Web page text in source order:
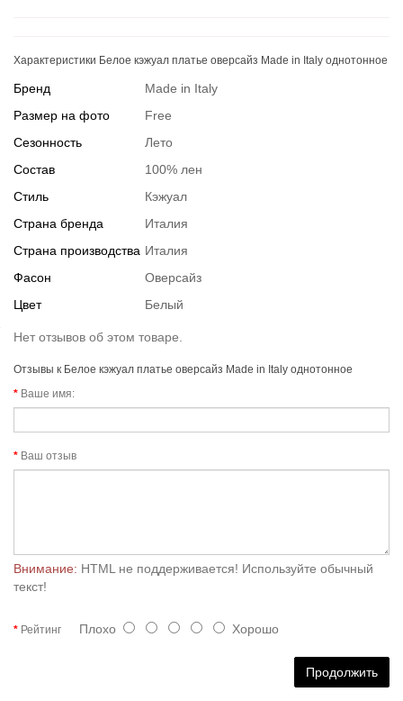
Характеристики Белое кэжуал платье оверсайз Made in Italy однотонное
Бренд
Made in Italy
Размер на фото
Free
Сезонность
Лето
Состав
100% лен
Стиль
Кэжуал
Страна бренда
Италия
Страна производства Италия
Фасон
Оверсайз
Цвет
Белый
Нет отзывов об этом товаре.
Отзывы к Белое кэжуал платье оверсайз Made in Italy однотонное
Ваше имя:
Ваш отзыв
Внимание: HTML не поддерживается! Используйте обычный
текст!
Рейтинг Плохо Хорошо
Продолжить